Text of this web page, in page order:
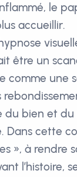
le
accueillir.
être un
une
bien et du
cette
», à rendre
l’histoire,